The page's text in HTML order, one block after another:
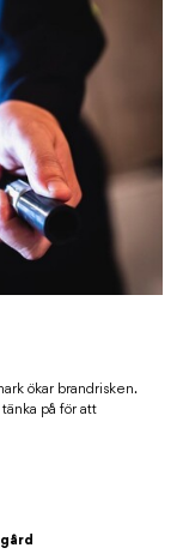
ökar brandrisken.
på för att